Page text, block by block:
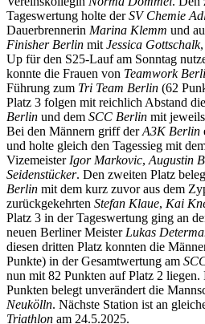
Tageswertung holte derSV Chemie
Dauerbrennerin Marina Klemm und
Finisher Berlin mit Jessica Gottschalk
Up für den S25-Lauf am Sonntag
konnte die Frauen von Teamwork
Führung zum Tri Team Berlin (62
Platz 3 folgen mit reichlich Abstand
Berlin und dem SCC Berlin mit
Bei den Männern griff derA3K Berlin
und holte gleich den Tagessieg mit
Vizemeister Igor Markovic, Augustin
Seidenstücker. Den zweiten Platz
Berlin mit dem kurz zuvor aus dem
zurückgekehrten Stefan Klaue, Kai
Platz 3 in der Tageswertung ging an
neuen Berliner Meister Lukas
diesen dritten Platz konnten die
Punkte) in der Gesamtwertung am
nun mit 82 Punkten auf Platz 2
Punkten belegt unverändert die
Neukölln. Nächste Station ist an
Triathlon am 24.5.2025.